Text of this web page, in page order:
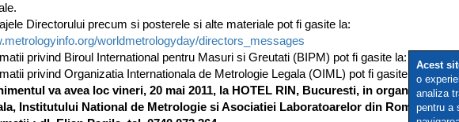
Directorului precum si posterele si alte materiale pot fi gasite la:
worldmetrologyday/directors_messages
privind Biroul International pentru Masuri si Greutati (BIPM) pot fi gasite la:
privind Organizatia Internationala de Metrologie Legala (OIML) pot fi gasite la:
va avea loc vineri, 20 mai 2011, la HOTEL RIN, Bucuresti, in organizarea
Institutului National de Metrologie si Asociatiei Laboratoarelor din Romania-
Acest
o
analiza
pentru a